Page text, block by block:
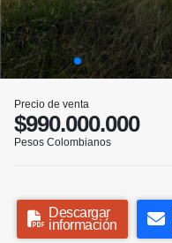
Precio de venta
$990.000.000
Pesos Colombianos
Descargar
información